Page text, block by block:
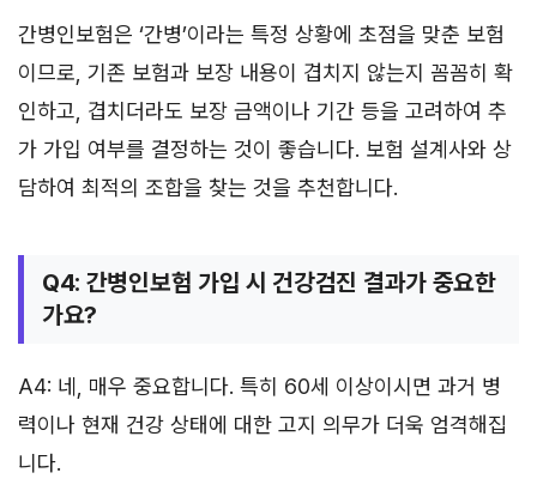
간병인보험은 ‘간병’이라는 특정 상황에 초점을 맞춘 보험
이므로, 기존 보험과 보장 내용이 겹치지 않는지 꼼꼼히 확
인하고, 겹치더라도 보장 금액이나 기간 등을 고려하여 추
가 가입 여부를 결정하는 것이 좋습니다. 보험 설계사와 상
담하여 최적의 조합을 찾는 것을 추천합니다.
Q4: 간병인보험 가입 시 건강검진 결과가 중요한
가요?
A4: 네, 매우 중요합니다. 특히 60세 이상이시면 과거 병
력이나 현재 건강 상태에 대한 고지 의무가 더욱 엄격해집
니다.